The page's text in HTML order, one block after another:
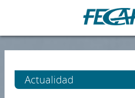
Actualidad